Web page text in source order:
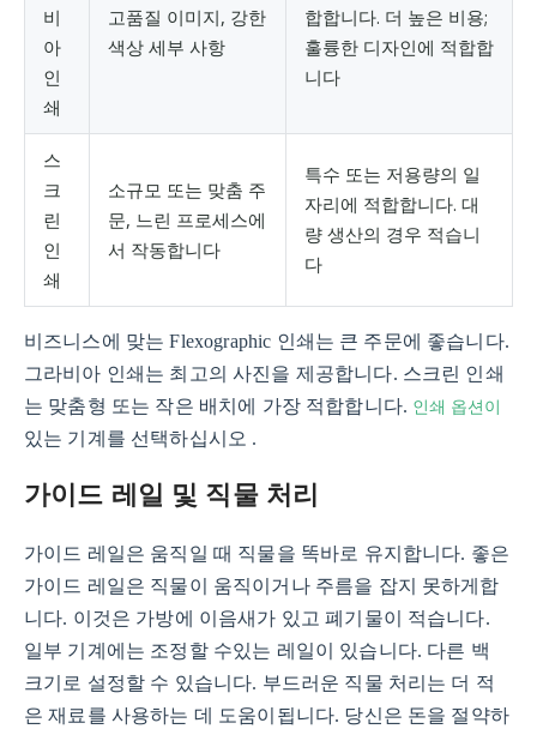
비
아
인
쇄
고품질 이미지, 강한
색상 세부 사항
합합니다. 더 높은 비용;
훌륭한 디자인에 적합합
니다
스
크
린
인
쇄
소규모 또는 맞춤 주
문, 느린 프로세스에
서 작동합니다
특수 또는 저용량의 일
자리에 적합합니다. 대
량 생산의 경우 적습니
다
비즈니스에 맞는 Flexographic 인쇄는 큰 주문에 좋습니다.
그라비아 인쇄는 최고의 사진을 제공합니다. 스크린 인쇄
는 맞춤형 또는 작은 배치에 가장 적합합니다. 인쇄 옵션이
있는 기계를 선택하십시오 .
가이드 레일 및 직물 처리
가이드 레일은 움직일 때 직물을 똑바로 유지합니다. 좋은
가이드 레일은 직물이 움직이거나 주름을 잡지 못하게합
니다. 이것은 가방에 이음새가 있고 폐기물이 적습니다.
일부 기계에는 조정할 수있는 레일이 있습니다. 다른 백
크기로 설정할 수 있습니다. 부드러운 직물 처리는 더 적
은 재료를 사용하는 데 도움이됩니다. 당신은 돈을 절약하